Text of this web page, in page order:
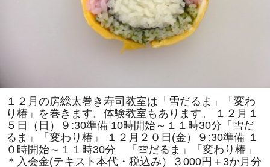
介
や
作
り
方
の
デ
モ
ン
ス
１２月の房総太巻き寿司教室は「雪だるま」「変わ
り椿」を巻きます。体験教室もあります。 １２月１
５日（日）９:30準備 10時開始～１１時30分「雪だ
るま」「変わり椿」 １２月２０日(金）９:30準備 １
０時開始～１１時30分 「雪だるま」「変わり椿」
＊入会金(テキスト本代・税込み）３000円＋3か月分